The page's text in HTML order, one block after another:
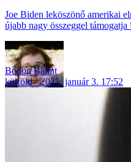
Joe Biden leköszönő amerikai
újabb nagy összeggel támogatja
Bódog Bálint
külföld
2025. január 3. 17:52